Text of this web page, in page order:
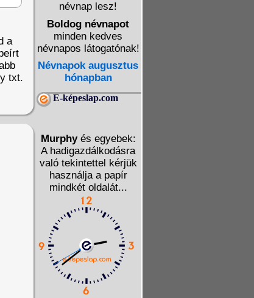
a
txt.
névnap lesz!
Boldog névnapot
minden kedves
névnapos látogatónak!
Névnapok augusztus
hónapban
E-képeslap.com
Murphyés egyebek:
A hadigazdálkodásra
való tekintettel kérjük
használja a papír
mindkét oldalát...